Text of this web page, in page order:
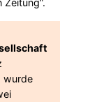
Zeitung“.
wurde